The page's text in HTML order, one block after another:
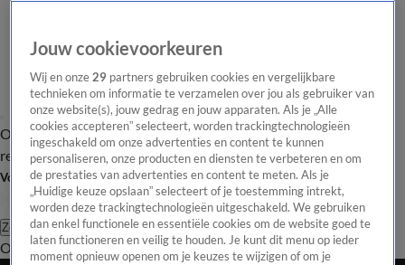
Overzicht Laatste nieuws Regionieuws Het beste van Hart
Tip de
redactie
Volg Hart van Nederland
Zoeken
OverzichtRegioUitzendingenWeerTip de redactiePanelVideo's
Jouw cookievoorkeuren
Wij en onze29 partners gebruiken cookies en vergelijkbare
technieken om informatie te verzamelen over jou als gebruiker van
onze website(s), jouw gedrag en jouw apparaten. Als je „Alle
cookies accepteren” selecteert, worden trackingtechnologieën
ingeschakeld om onze advertenties en content te kunnen
personaliseren, onze producten en diensten te verbeteren en om
de prestaties van advertenties en content te meten. Als je
„Huidige keuze opslaan” selecteert of je toestemming intrekt,
worden deze trackingtechnologieën uitgeschakeld. We gebruiken
dan enkel functionele en essentiële cookies om de website goed te
laten functioneren en veilig te houden. Je kunt dit menu op ieder
moment opnieuw openen om je keuzes te wijzigen of om je